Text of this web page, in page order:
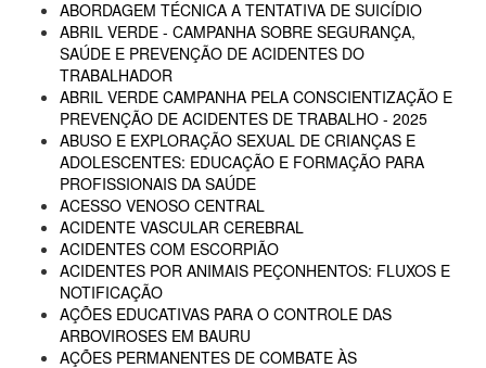
ABORDAGEM TÉCNICA A TENTATIVA DE SUICÍDIO
ABRIL VERDE - CAMPANHA SOBRE SEGURANÇA,
SAÚDE E PREVENÇÃO DE ACIDENTES DO
TRABALHADOR
ABRIL VERDE CAMPANHA PELA CONSCIENTIZAÇÃO E
PREVENÇÃO DE ACIDENTES DE TRABALHO - 2025
ABUSO E EXPLORAÇÃO SEXUAL DE CRIANÇAS E
ADOLESCENTES: EDUCAÇÃO E FORMAÇÃO PARA
PROFISSIONAIS DA SAÚDE
ACESSO VENOSO CENTRAL
ACIDENTE VASCULAR CEREBRAL
ACIDENTES COM ESCORPIÃO
ACIDENTES POR ANIMAIS PEÇONHENTOS: FLUXOS E
NOTIFICAÇÃO
AÇÕES EDUCATIVAS PARA O CONTROLE DAS
ARBOVIROSES EM BAURU
AÇÕES PERMANENTES DE COMBATE ÀS